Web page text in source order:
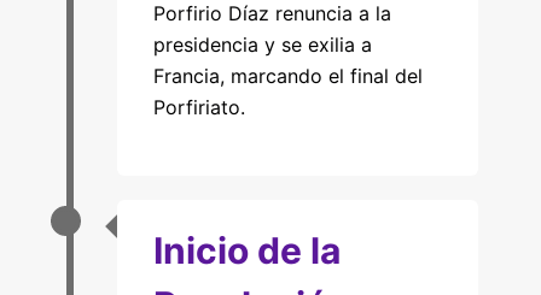
Porfirio Díaz renuncia a la
presidencia y se exilia a
Francia, marcando el final del
Porfiriato.
Inicio de la